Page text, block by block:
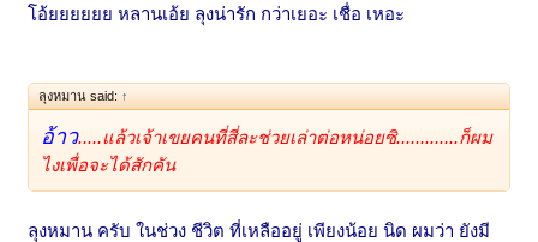
โอ้ยยยยยย หลานเอ้ย ลุงน่ารัก กว่าเยอะ เชื่อ เหอะ
ลุงหมาน said: ↑
อ้าว.....แล้วเจ้าเขยคนที่สี่ละช่วยเล่าต่อหน่อยซิ.............ก็ผม
ไงเพื่อจะได้สักคัน
ลุงหมาน ครับ ในช่วง ชีวิต ที่เหลืออยู่ เพียงน้อย นิด ผมว่า ยังมี